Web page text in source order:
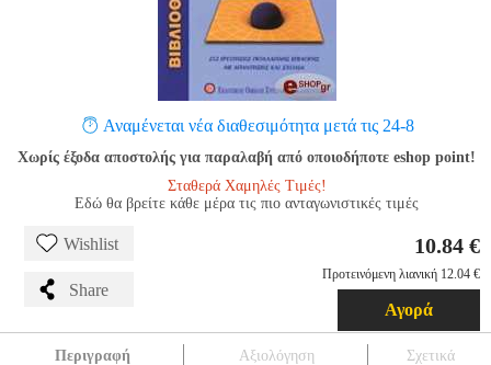
Αναμένεται νέα διαθεσιμότητα μετά τις 24-8
Χωρίς έξοδα αποστολής για παραλαβή από οποιοδήποτε eshop point!
Σταθερά Χαμηλές Τιμές!
Εδώ θα βρείτε κάθε μέρα τις πιο ανταγωνιστικές τιμές
Wishlist
Share
10.84 €
Προτεινόμενη λιανική 12.04 €
Αγορά
Περιγραφή Αξιολόγηση Σχετικά